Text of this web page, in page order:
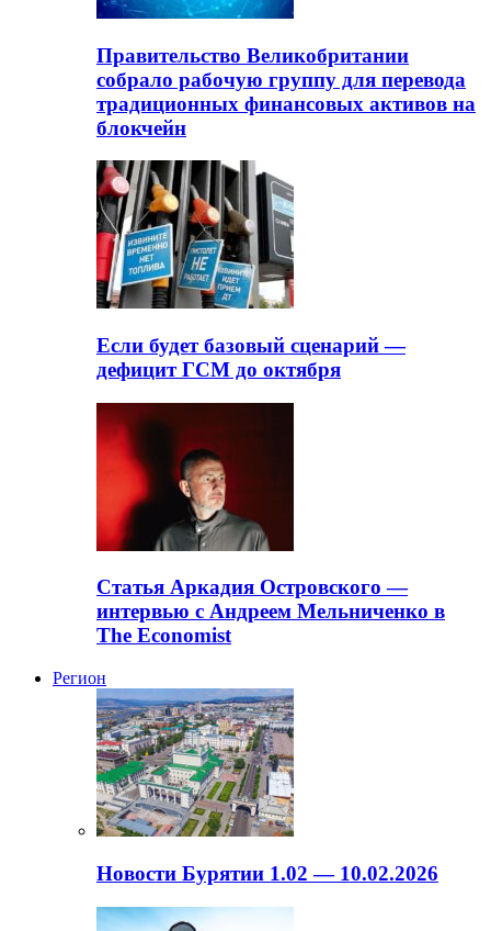
Правительство Великобритании
собрало рабочую группу для перевода
традиционных финансовых активов на
блокчейн
Если будет базовый сценарий —
дефицит ГСМ до октября
Статья Аркадия Островского —
интервью с Андреем Мельниченко в
The Economist
Регион
Новости Бурятии 1.02 — 10.02.2026